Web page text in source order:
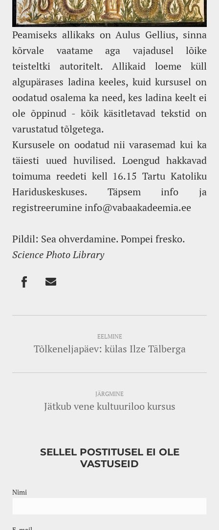
Peamiseks allikaks on Aulus Gellius, sinna
kõrvale vaatame aga vajadusel lõike
teisteltki autoritelt. Allikaid loeme küll
algupärases ladina keeles, kuid kursusel on
oodatud osalema ka need, kes ladina keelt ei
ole õppinud - kõik käsitletavad tekstid on
varustatud tõlgetega.
Kursusele on oodatud nii varasemad kui ka
täiesti uued huvilised. Loengud hakkavad
toimuma reedeti kell 16.15 Tartu Katoliku
Hariduskeskuses. Täpsem info ja
registreerumine info@vabaakadeemia.ee
Pildil: Sea ohverdamine. Pompei fresko.
Science Photo Library
EELMINE
Tõlkeneljapäev: külas Ilze Tālberga
JÄRGMINE
Jätkub vene kultuuriloo kursus
SELLEL POSTITUSEL EI OLE
VASTUSEID
Nimi